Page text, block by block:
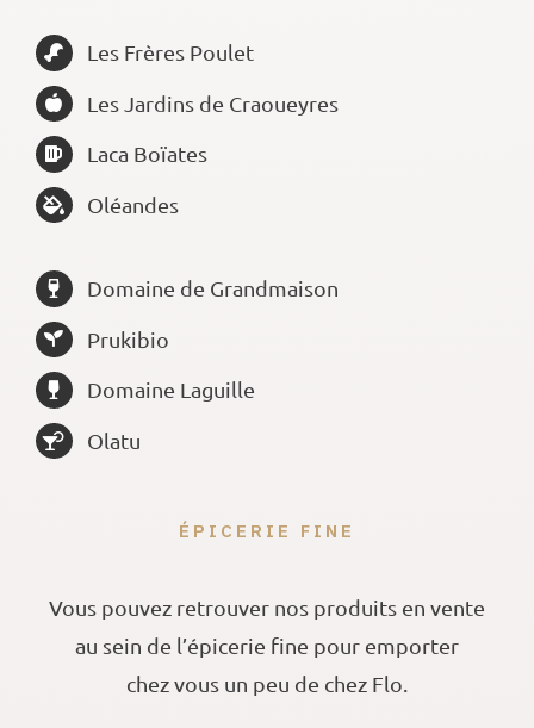
Les Frères Poulet
Les Jardins de Craoueyres
Laca Boïates
Oléandes
Domaine de Grandmaison
Prukibio
Domaine Laguille
Olatu
ÉPICERIE FINE
Vous pouvez retrouver nos produits en vente
au sein de l’épicerie fine pour emporter
chez vous un peu de chez Flo.